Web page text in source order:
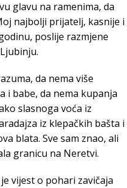
glavu na ramenima, da
najbolji prijatelj, kasnije i
poslije razmjene
da nema više
i babe, da nema kupanja
slasnoga voća iz
iz klepačkih bašta i
blata. Sve sam znao, ali
granicu na Neretvi.
vijest o pohari zavičaja